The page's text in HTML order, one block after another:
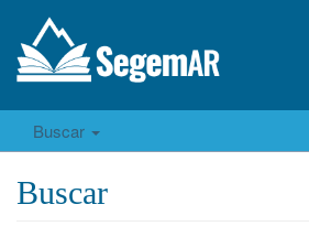
Buscar
Buscar